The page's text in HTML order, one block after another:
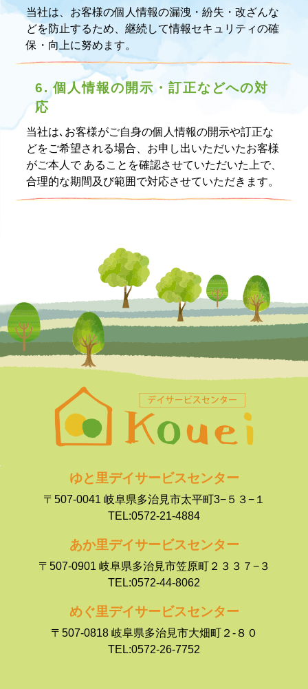
当社は、お客様の個人情報の漏洩・紛失・改ざんな
どを防止するため、継続して情報セキュリティの確
保・向上に努めます。
6. 個人情報の開示・訂正などへの対
応
当社は､お客様がご自身の個人情報の開示や訂正な
どをご希望される場合、お申し出いただいたお客様
がご本人で あることを確認させていただいた上で、
合理的な期間及び範囲で対応させていただきます。
ゆと里デイサービスセンター
〒507-0041 岐阜県多治見市太平町3−５３−１
TEL:0572-21-4884
あか里デイサービスセンター
〒507-0901 岐阜県多治見市笠原町２３３７−３
TEL:0572-44-8062
めぐ里デイサービスセンター
〒507-0818 岐阜県多治見市大畑町２-８０
TEL:0572-26-7752